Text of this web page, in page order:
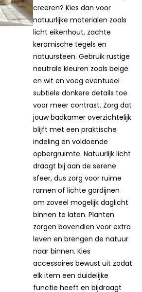
badkamerinJapandi
creëren? Kies dan voor
natuurlijke materialen zoals
licht eikenhout, zachte
keramische tegels en
natuursteen. Gebruik rustige
neutrale kleuren zoals beige
en wit en voeg eventueel
subtiele donkere details toe
voor meer contrast. Zorg dat
jouw badkamer overzichtelijk
blijft met een praktische
indeling en voldoende
opbergruimte. Natuurlijk licht
draagt bij aan de serene
sfeer, dus zorg voor ruime
ramen of lichte gordijnen
om zoveel mogelijk daglicht
binnen te laten. Planten
zorgen bovendien voor extra
leven en brengen de natuur
naar binnen. Kies
accessoires bewust uit zodat
elk item een duidelijke